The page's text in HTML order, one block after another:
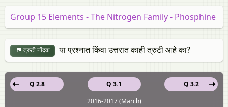
Group 15 Elements - The Nitrogen Family - Phosphine
त्रुटी नोंदवा या प्रश्नात किंवा उत्तरात काही त्रुटी आहे का?
Q 3.1
Q 2.8
Q 3.2
2016-2017 (March)